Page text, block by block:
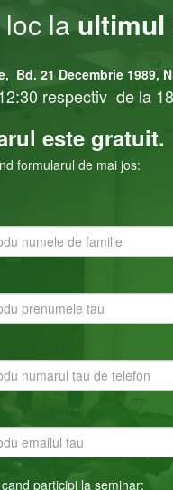
la ultimul
, Bd. 21 Decembrie 1989,
respectiv de la
este gratuit.
formularul de mai jos:
participi la seminar: